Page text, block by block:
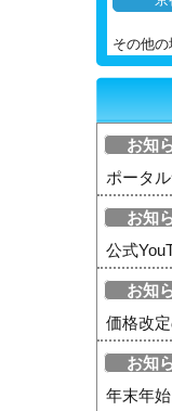
その他の
お知
ポータ
お知
公式
お知
価格改
お知
年末年